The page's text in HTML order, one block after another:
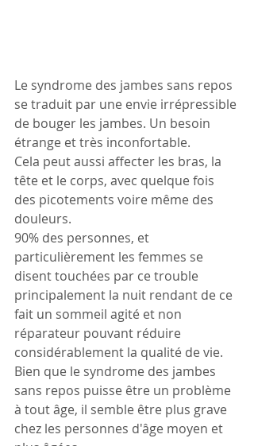
Le syndrome des jambes sans repos
se traduit par une envie irrépressible
de bouger les jambes. Un besoin
étrange et très inconfortable.
Cela peut aussi affecter les bras, la
tête et le corps, avec quelque fois
des picotements voire même des
douleurs.
90% des personnes, et
particulièrement les femmes se
disent touchées par ce trouble
principalement la nuit rendant de ce
fait un sommeil agité et non
réparateur pouvant réduire
considérablement la qualité de vie.
Bien que le syndrome des jambes
sans repos puisse être un problème
à tout âge, il semble être plus grave
chez les personnes d'âge moyen et